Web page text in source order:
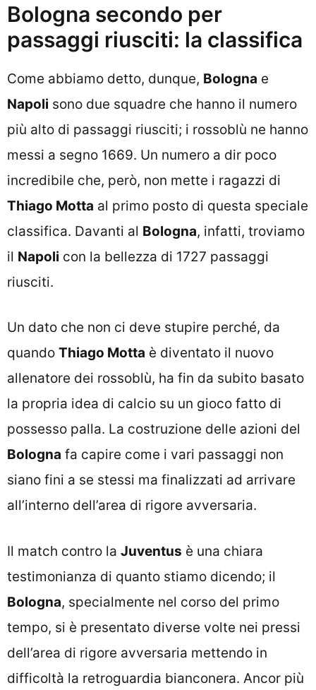
Bologna secondo per
passaggi riusciti: la classifica
Come abbiamo detto, dunque, Bologna e
Napoli sono due squadre che hanno il numero
più alto di passaggi riusciti; i rossoblù ne hanno
messi a segno 1669. Un numero a dir poco
incredibile che, però, non mette i ragazzi di
Thiago Motta al primo posto di questa speciale
classifica. Davanti al Bologna, infatti, troviamo
il Napoli con la bellezza di 1727 passaggi
riusciti.
Un dato che non ci deve stupire perché, da
quando Thiago Motta è diventato il nuovo
allenatore dei rossoblù, ha fin da subito basato
la propria idea di calcio su un gioco fatto di
possesso palla. La costruzione delle azioni del
Bologna fa capire come i vari passaggi non
siano fini a se stessi ma finalizzati ad arrivare
all’interno dell’area di rigore avversaria.
Il match contro la Juventus è una chiara
testimonianza di quanto stiamo dicendo; il
Bologna, specialmente nel corso del primo
tempo, si è presentato diverse volte nei pressi
dell’area di rigore avversaria mettendo in
difficoltà la retroguardia bianconera. Ancor più